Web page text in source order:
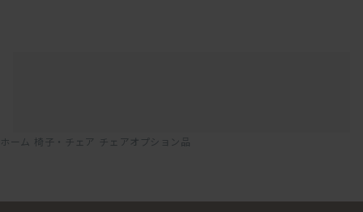
ホーム 椅子・チェア チェアオプション品